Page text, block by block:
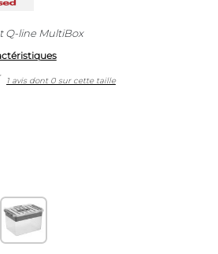
Q-line MultiBox
1 avis dont 0 sur cette taille